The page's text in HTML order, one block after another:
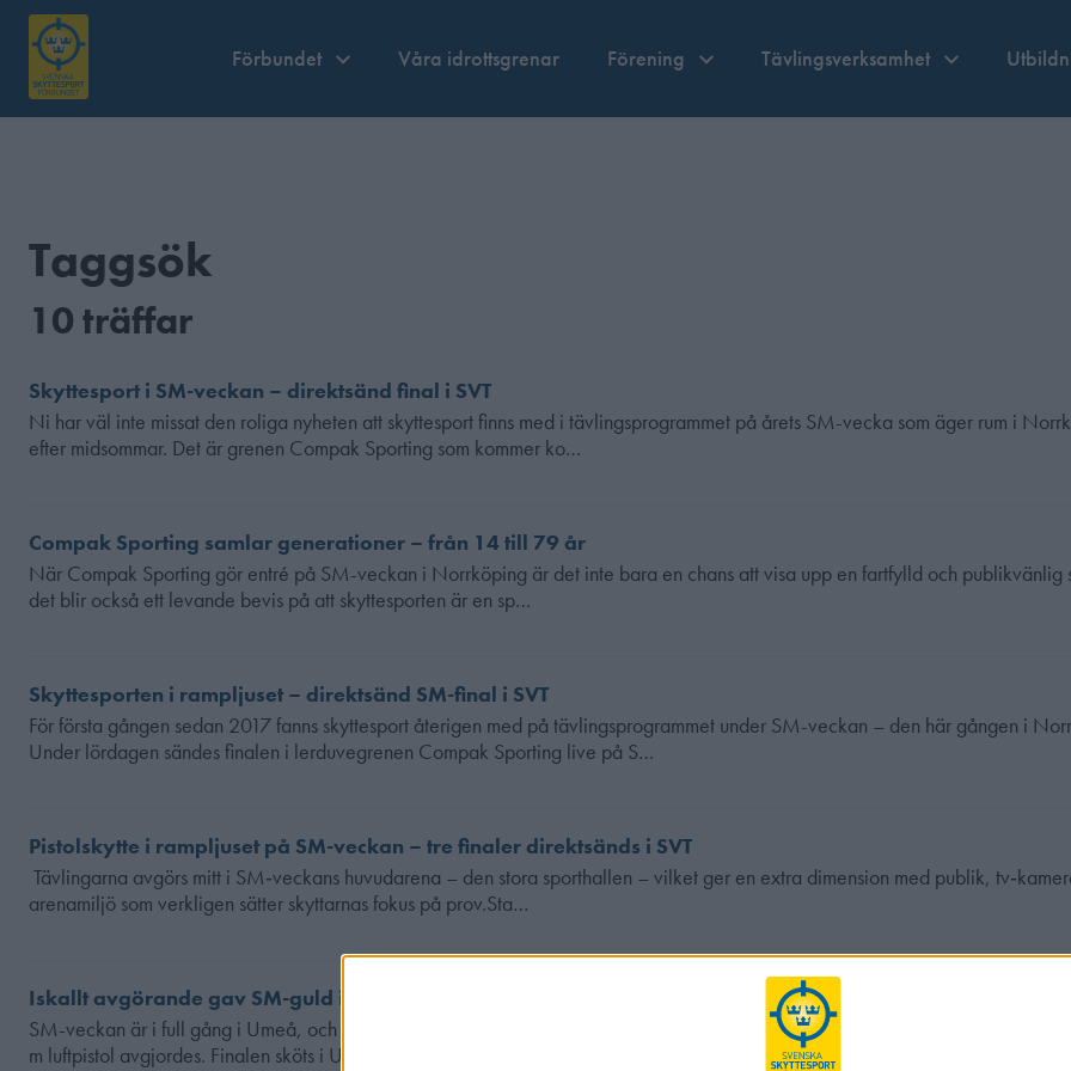
Förbundet Våra idrottsgrenar Förening Tävlingsverksamhet
Taggsök
10 träffar
Skyttesport i SM-veckan – direktsänd final i SVT
Ni har väl inte missat den roliga nyheten att skyttesport finns med i tävlingsprogrammet på årets SM-vecka som äger rum i
efter midsommar. Det är grenen Compak Sporting som kommer ko…
Compak Sporting samlar generationer – från 14 till 79 år
När Compak Sporting gör entré på SM-veckan i Norrköping är det inte bara en chans att visa upp en fartfylld och publikvänlig
det blir också ett levande bevis på att skyttesporten är en sp…
Skyttesporten i rampljuset – direktsänd SM-final i SVT
För första gången sedan 2017 fanns skyttesport återigen med på tävlingsprogrammet under SM-veckan – den här gången i
Under lördagen sändes finalen i lerduvegrenen Compak Sporting live på S…
Pistolskytte i rampljuset på SM-veckan – tre finaler direktsänds i SVT
Tävlingarna avgörs mitt i SM‑veckans huvudarena – den stora sporthallen – vilket ger en extra dimension med publik,
arenamiljö som verkligen sätter skyttarnas fokus på prov.Sta…
Iskallt avgörande gav SM-guld i dramatisk final
SM-veckan är i full gång i Umeå, och under fredagskvällen kunde vi äntligen se skyttesport live i SVT Play när SM-finalen i
m luftpistol avgjordes. Finalen sköts i Umeå Energi Arena V…